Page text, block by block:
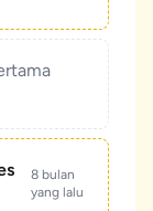
8 bulan
yang lalu